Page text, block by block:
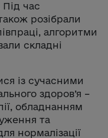
Під час
розібрали
алгоритми
складні
із сучасними
здоров’я –
обладнанням
та
нормалізації